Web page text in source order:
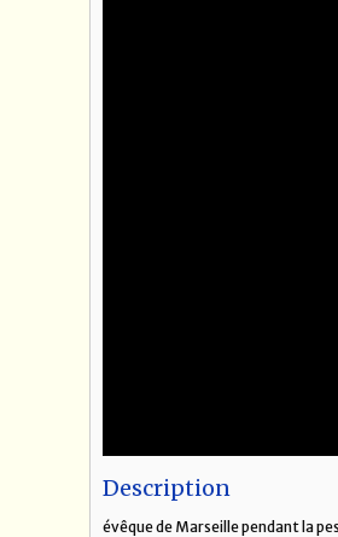
Description
évêque de Marseille pendant la